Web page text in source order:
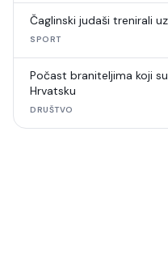
Čaglinski judaši trenirali
SPORT
Počast braniteljima koji
Hrvatsku
DRUŠTVO